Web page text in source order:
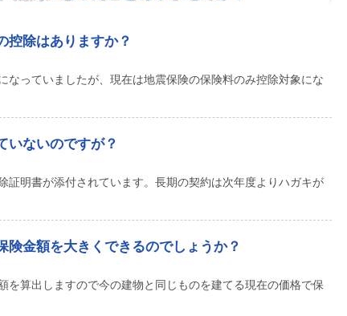
控除はありますか？
なっていましたが、現在は地震保険の保険料のみ控除対象にな
いないのですが？
証明書が添付されています。長期の契約は次年度よりハガキが
険金額を大きくできるのでしょうか？
を算出しますので今の建物と同じものを建てる現在の価格で保